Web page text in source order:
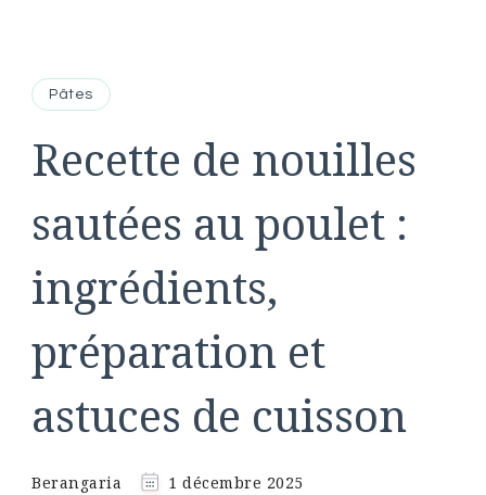
Pâtes
Recette de nouilles
sautées au poulet :
ingrédients,
préparation et
astuces de cuisson
Berangaria 1 décembre 2025